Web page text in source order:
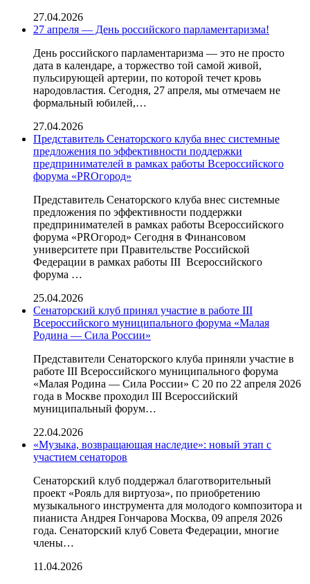
27.04.2026
27 апреля — День российского парламентаризма!
День российского парламентаризма — это не просто
дата в календаре, а торжество той самой живой,
пульсирующей артерии, по которой течет кровь
народовластия. Сегодня, 27 апреля, мы отмечаем не
формальный юбилей,…
27.04.2026
Представитель Сенаторского клуба внес системные
предложения по эффективности поддержки
предпринимателей в рамках работы Всероссийского
форума «PROгород»
Представитель Сенаторского клуба внес системные
предложения по эффективности поддержки
предпринимателей в рамках работы Всероссийского
форума «PROгород» Сегодня в Финансовом
университете при Правительстве Российской
Федерации в рамках работы III Всероссийского
форума …
25.04.2026
Сенаторский клуб принял участие в работе III
Всероссийского муниципального форума «Малая
Родина — Сила России»
Представители Сенаторского клуба приняли участие в
работе III Всероссийского муниципального форума
«Малая Родина — Сила России» С 20 по 22 апреля 2026
года в Москве проходил III Всероссийский
муниципальный форум…
22.04.2026
«Музыка, возвращающая наследие»: новый этап с
участием сенаторов
Сенаторский клуб поддержал благотворительный
проект «Рояль для виртуоза», по приобретению
музыкального инструмента для молодого композитора и
пианиста Андрея Гончарова Москва, 09 апреля 2026
года. Сенаторский клуб Совета Федерации, многие
члены…
11.04.2026